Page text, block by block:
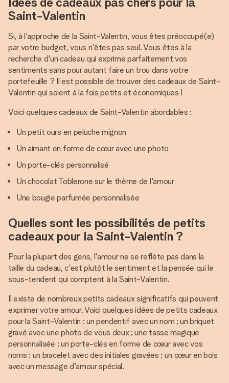
Saint-Valentin
Si, à l'approche de la Saint-Valentin, vous êtes préoccupé(e)
par votre budget, vous n'êtes pas seul. Vous êtes à la
recherche d'un cadeau qui exprime parfaitement vos
sentiments sans pour autant faire un trou dans votre
portefeuille ? Il est possible de trouver des cadeaux de Saint-
Valentin qui soient à la fois petits et économiques !
Voici quelques cadeaux de Saint-Valentin abordables :
Un petit ours en peluche mignon
Un aimant en forme de cœur avec une photo
Un porte-clés personnalisé
Un chocolat Toblerone sur le thème de l'amour
Une bougie parfumée personnalisée
Quelles sont les possibilités de petits
cadeaux pour la Saint-Valentin ?
Pour la plupart des gens, l'amour ne se reflète pas dans la
taille du cadeau, c'est plutôt le sentiment et la pensée qui le
sous-tendent qui comptent à la Saint-Valentin.
Il existe de nombreux petits cadeaux significatifs qui peuvent
exprimer votre amour. Voici quelques idées de petits cadeaux
pour la Saint-Valentin : un pendentif avec un nom ; un briquet
gravé avec une photo de vous deux ; une tasse magique
personnalisée ; un porte-clés en forme de cœur avec vos
noms ; un bracelet avec des initiales gravées ; un cœur en bois
avec un message d'amour spécial.